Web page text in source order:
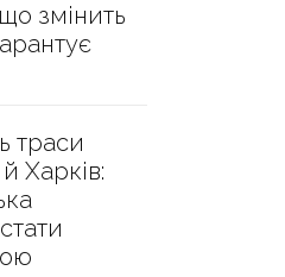
змінить
траси
Харків: